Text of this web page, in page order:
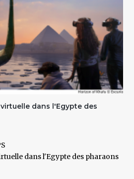
dans l'Egypte des
dans l'Egypte des pharaons